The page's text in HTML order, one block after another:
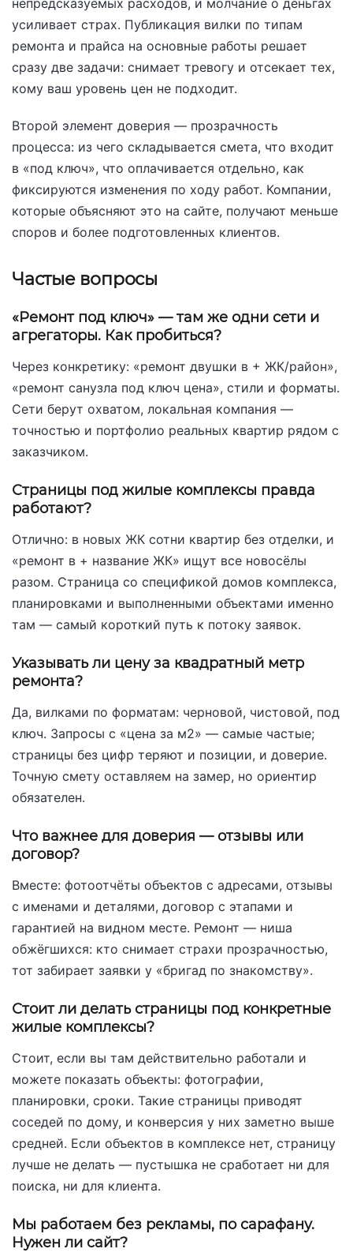
непредсказуемых расходов, и молчание о деньгах
усиливает страх. Публикация вилки по типам
ремонта и прайса на основные работы решает
сразу две задачи: снимает тревогу и отсекает тех,
кому ваш уровень цен не подходит.
Второй элемент доверия — прозрачность
процесса: из чего складывается смета, что входит
в «под ключ», что оплачивается отдельно, как
фиксируются изменения по ходу работ. Компании,
которые объясняют это на сайте, получают меньше
споров и более подготовленных клиентов.
Частые вопросы
«Ремонт под ключ» — там же одни сети и
агрегаторы. Как пробиться?
Через конкретику: «ремонт двушки в + ЖК/район»,
«ремонт санузла под ключ цена», стили и форматы.
Сети берут охватом, локальная компания —
точностью и портфолио реальных квартир рядом с
заказчиком.
Страницы под жилые комплексы правда
работают?
Отлично: в новых ЖК сотни квартир без отделки, и
«ремонт в + название ЖК» ищут все новосёлы
разом. Страница со спецификой домов комплекса,
планировками и выполненными объектами именно
там — самый короткий путь к потоку заявок.
Указывать ли цену за квадратный метр
ремонта?
Да, вилками по форматам: черновой, чистовой, под
ключ. Запросы с «цена за м2» — самые частые;
страницы без цифр теряют и позиции, и доверие.
Точную смету оставляем на замер, но ориентир
обязателен.
Что важнее для доверия — отзывы или
договор?
Вместе: фотоотчёты объектов с адресами, отзывы
с именами и деталями, договор с этапами и
гарантией на видном месте. Ремонт — ниша
обжёгшихся: кто снимает страхи прозрачностью,
тот забирает заявки у «бригад по знакомству».
Стоит ли делать страницы под конкретные
жилые комплексы?
Стоит, если вы там действительно работали и
можете показать объекты: фотографии,
планировки, сроки. Такие страницы приводят
соседей по дому, и конверсия у них заметно выше
средней. Если объектов в комплексе нет, страницу
лучше не делать — пустышка не сработает ни для
поиска, ни для клиента.
Мы работаем без рекламы, по сарафану.
Нужен ли сайт?